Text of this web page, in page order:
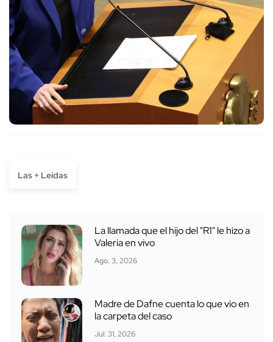
Las + Leídas
La llamada que el hijo del "R1" le hizo a
Valeria en vivo
Ago. 3, 2026
Madre de Dafne cuenta lo que vio en
la carpeta del caso
Jul. 31, 2026